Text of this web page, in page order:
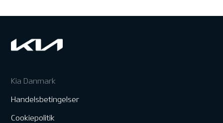
Kia Danmark
Handelsbetingelser
Cookiepolitik